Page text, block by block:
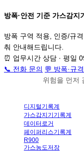
방폭·안전 기준 가스감지
방폭 구역 적용, 인증/규
춰 안내해드립니다.
⏰ 업무시간 상담 · 평일
📞 전화 문의 💬 방폭·규
위험을 먼저
디지털기록계
가스감지기기록계
데이터로거
페이퍼리스기록계
R900
가스농도저장